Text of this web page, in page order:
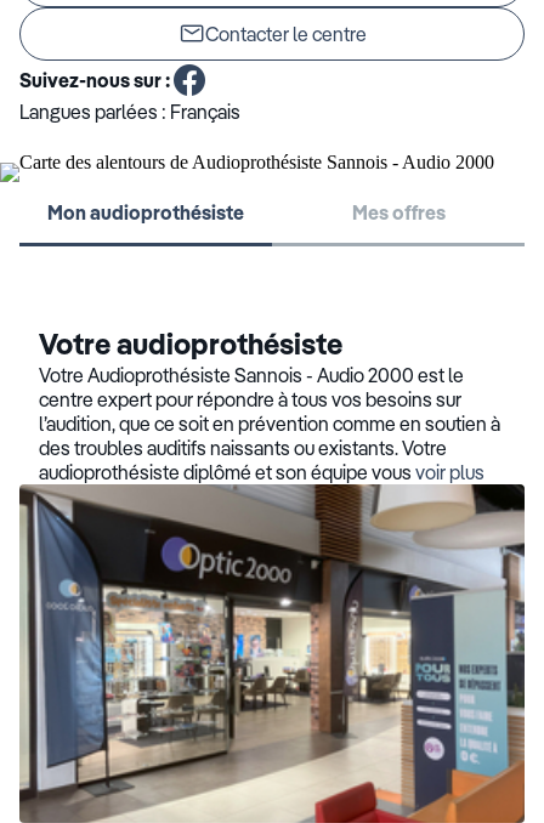
Contacter le centre
Suivez-nous sur :
Langues parlées : Français
Mon audioprothésiste Mes offres
Votre audioprothésiste
Votre Audioprothésiste Sannois - Audio 2000 est le
centre expert pour répondre à tous vos besoins sur
l’audition, que ce soit en prévention comme en soutien à
des troubles auditifs naissants ou existants. Votre
audioprothésiste diplômé et son équipe vous voir plus